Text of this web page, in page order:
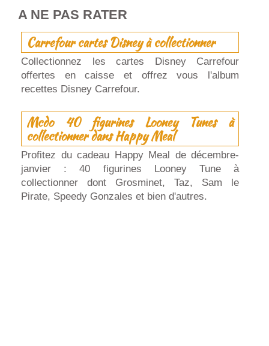
A NE PAS RATER
Carrefour cartes Disney à collectionner
Collectionnez les cartes Disney Carrefour
offertes en caisse et offrez vous l'album
recettes Disney Carrefour.
Mcdo 40 figurines Looney Tunes à
collectionner dans Happy Meal
Profitez du cadeau Happy Meal de décembre-
janvier : 40 figurines Looney Tune à
collectionner dont Grosminet, Taz, Sam le
Pirate, Speedy Gonzales et bien d'autres.